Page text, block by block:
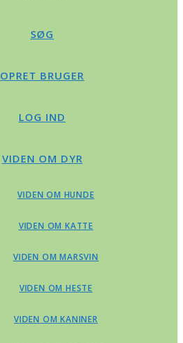
SØG
OPRET BRUGER
LOG IND
VIDEN OM DYR
VIDEN OM HUNDE
VIDEN OM KATTE
VIDEN OM MARSVIN
VIDEN OM HESTE
VIDEN OM KANINER